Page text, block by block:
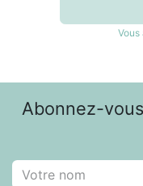
Vous
Abonnez-